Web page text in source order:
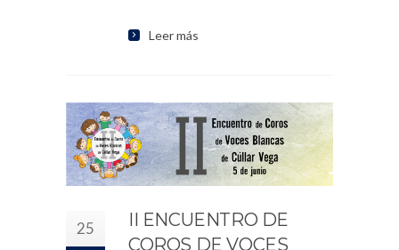
Leer más
25
II ENCUENTRO DE
COROS DE VOCES